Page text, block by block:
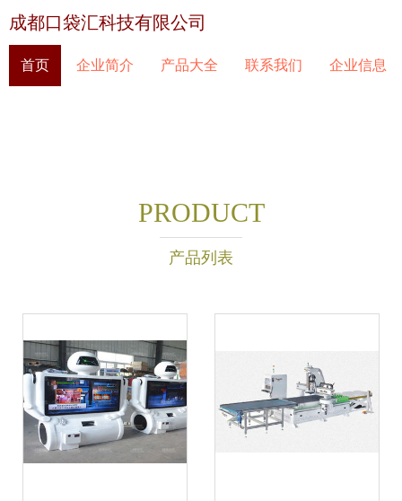
成都口袋汇科技有限公司
首页 企业简介 产品大全 联系我们 企业信息
PRODUCT
产品列表